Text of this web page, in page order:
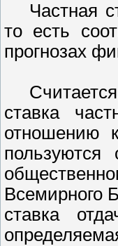
Частная
то есть
прогнозах
ставка
отношению
пользуются
Всемирного
ставка